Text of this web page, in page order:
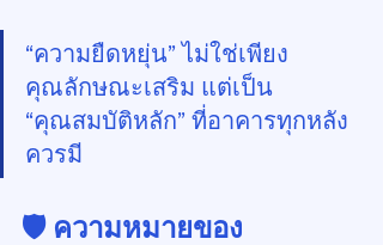
“ความยืดหยุ่น” ไม่ใช่เพียง
คุณลักษณะเสริม แต่เป็น
“คุณสมบัติหลัก” ที่อาคารทุกหลัง
ควรมี
🛡 ความหมายของ